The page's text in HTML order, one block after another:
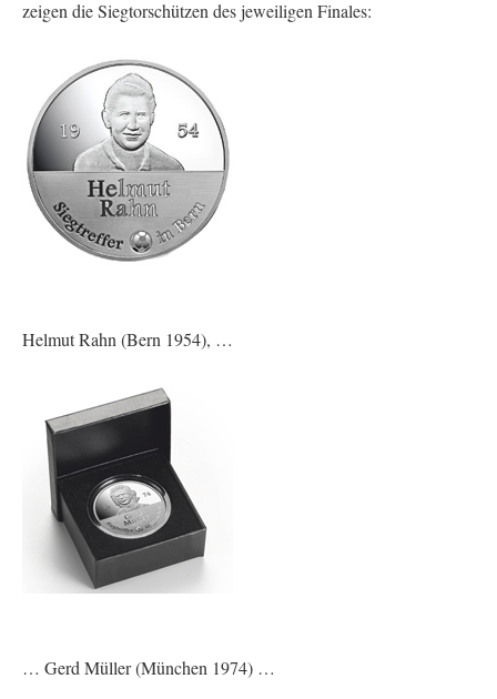
zeigen die Siegtorschützen des jeweiligen Finales:
Helmut Rahn (Bern 1954), …
… Gerd Müller (München 1974) …